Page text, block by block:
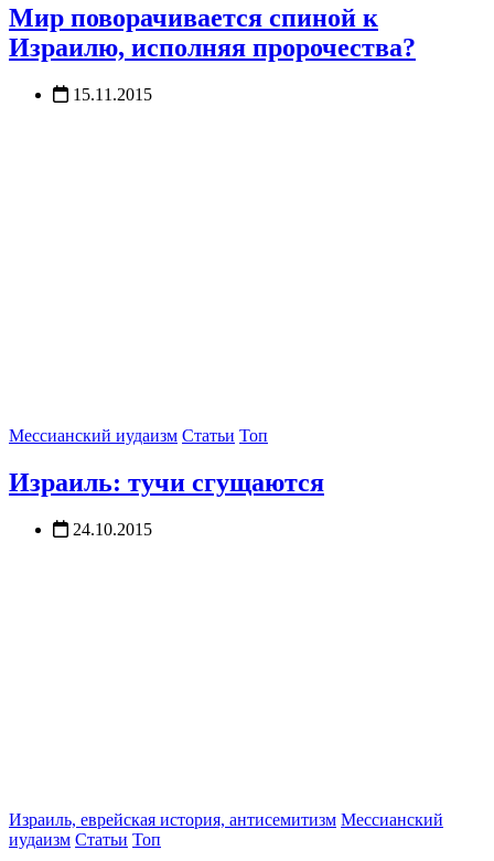
Мир поворачивается спиной к
Израилю, исполняя пророчества?
15.11.2015
Мессианский иудаизм Статьи Топ
Израиль: тучи сгущаются
24.10.2015
Израиль, еврейская история, антисемитизм Мессианский
иудаизм Статьи Топ